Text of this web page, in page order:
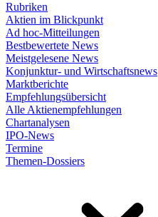
Rubriken
Aktien im Blickpunkt
Ad hoc-Mitteilungen
Bestbewertete News
Meistgelesene News
Konjunktur- und Wirtschaftsnews
Marktberichte
Empfehlungsübersicht
Alle Aktienempfehlungen
Chartanalysen
IPO-News
Termine
Themen-Dossiers